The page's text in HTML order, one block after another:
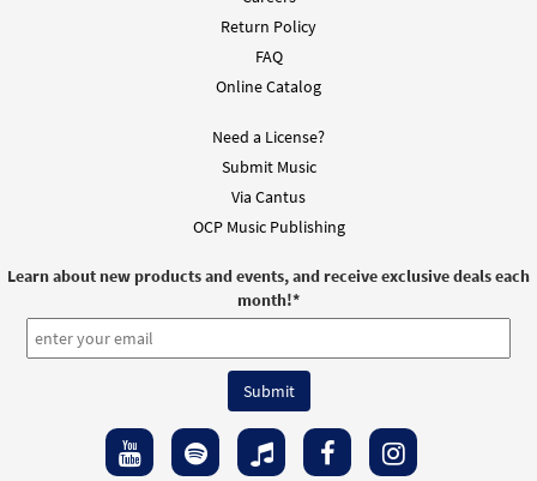
Return Policy
FAQ
Online Catalog
Need a License?
Submit Music
Via Cantus
OCP Music Publishing
Learn about new products and events, and receive exclusive deals each
month!*